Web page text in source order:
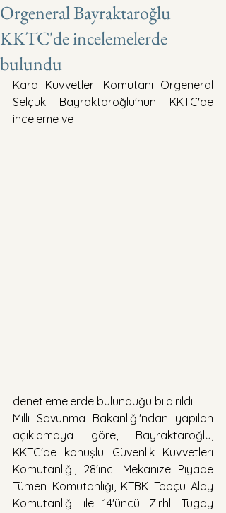
Orgeneral Bayraktaroğlu
KKTC'de incelemelerde
bulundu
Kara Kuvvetleri Komutanı Orgeneral
Selçuk Bayraktaroğlu'nun KKTC'de
inceleme ve
denetlemelerde bulunduğu bildirildi.
Milli Savunma Bakanlığı'ndan yapılan
açıklamaya göre, Bayraktaroğlu,
KKTC'de konuşlu Güvenlik Kuvvetleri
Komutanlığı, 28'inci Mekanize Piyade
Tümen Komutanlığı, KTBK Topçu Alay
Komutanlığı ile 14'üncü Zırhlı Tugay